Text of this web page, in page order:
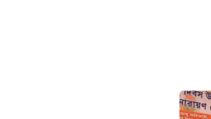
সামনে এনে বিরোধী দলনেতা কার্যত ২০২৬ সালের